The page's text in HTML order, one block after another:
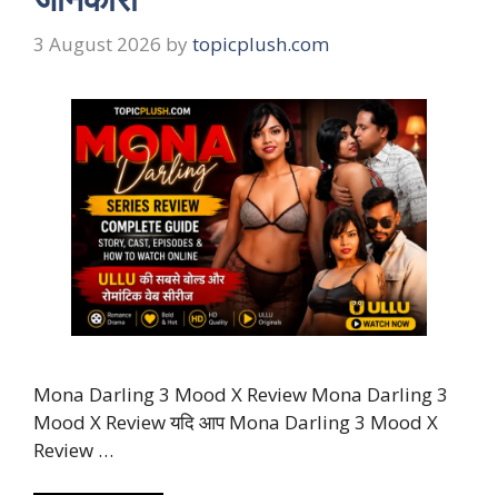
3 August 2026 by topicplush.com
Mona Darling 3 Mood X Review Mona Darling 3
Mood X Review यदि आप Mona Darling 3 Mood X
Review …